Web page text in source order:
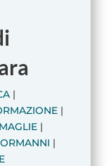
|
|
MAGLIE|
|